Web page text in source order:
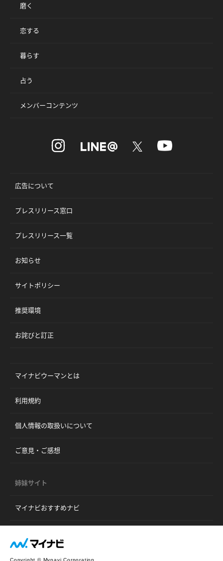
磨く
恋する
暮らす
占う
メンバーコンテンツ
広告について
プレスリリース窓口
プレスリリース一覧
お知らせ
サイトポリシー
推奨環境
お詫びと訂正
マイナビウーマンとは
利用規約
個人情報の取扱いについて
ご意見・ご感想
姉妹サイト
マイナビおすすめナビ
Copyright © Mynavi Corporation